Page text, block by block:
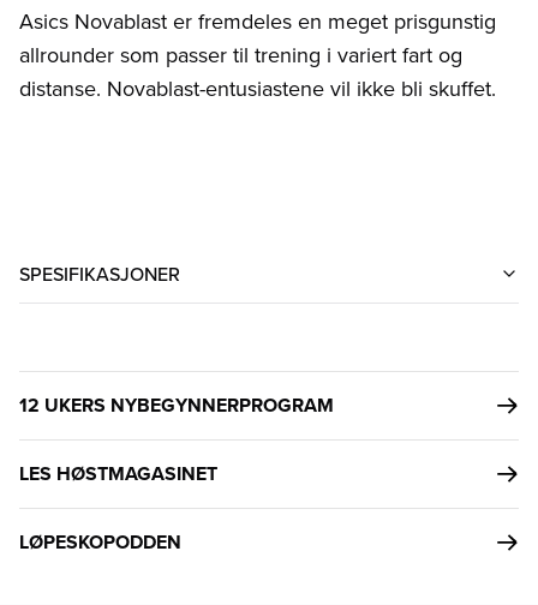
Asics Novablast er fremdeles en meget prisgunstig
allrounder som passer til trening i variert fart og
distanse. Novablast-entusiastene vil ikke bli skuffet.
SPESIFIKASJONER
12 UKERS NYBEGYNNERPROGRAM
LES HØSTMAGASINET
LØPESKOPODDEN